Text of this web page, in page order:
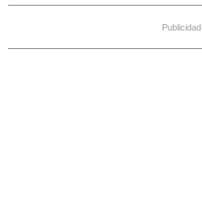
Publicidad